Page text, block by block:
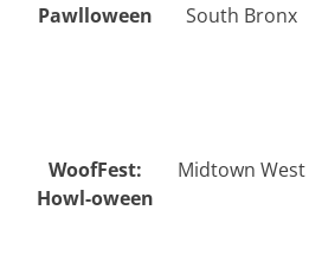
Pawlloween
South Bronx
WoofFest:
Howl-oween
Midtown West